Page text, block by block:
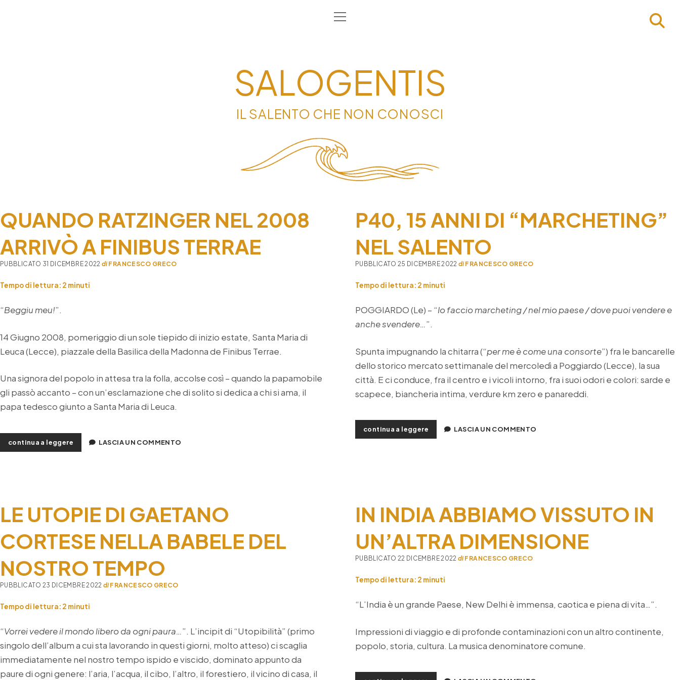
HOME
CONTATTI
apri
menu
SALOGENTIS
IL SALENTO CHE NON CONOSCI
QUANDO RATZINGER NEL 2008
ARRIVÒ A FINIBUS TERRAE
PUBBLICATO 31 DICEMBRE 2022di FRANCESCO GRECO
Tempo di lettura: 2 minuti
“Beggiu meu!”.
14 Giugno 2008, pomeriggio di un sole tiepido di inizio estate, Santa Maria di
Leuca (Lecce), piazzale della Basilica della Madonna de Finibus Terrae.
Una signora del popolo in attesa tra la folla, accolse così – quando la papamobile
gli passò accanto – con un’esclamazione che di solito si dedica a chi si ama, il
papa tedesco giunto a Santa Maria di Leuca.
continua a leggerequando
ratzinger
terrae
LASCIA UN COMMENTO
P40, 15 ANNI DI “MARCHETING”
NEL SALENTO
PUBBLICATO 25 DICEMBRE 2022di FRANCESCO GRECO
Tempo di lettura: 2 minuti
POGGIARDO (Le) – “Io faccio marcheting / nel mio paese / dove puoi vendere e
anche svendere…”.
Spunta impugnando la chitarra (“per me è come una consorte”) fra le bancarelle
dello storico mercato settimanale del mercoledì a Poggiardo (Lecce), la sua
città. E ci conduce, fra il centro e i vicoli intorno, fra i suoi odori e colori: sarde e
scapece, biancheria intima, verdure km zero e panareddi.
continua a leggerep40,
15
LASCIA UN COMMENTO
LE UTOPIE DI GAETANO
CORTESE NELLA BABELE DEL
NOSTRO TEMPO
PUBBLICATO 23 DICEMBRE 2022di FRANCESCO GRECO
Tempo di lettura: 2 minuti
“Vorrei vedere il mondo libero da ogni paura…”. L’incipit di “Utopibilità” (primo
singolo dell’album a cui sta lavorando in questi giorni, molto atteso) ci scaglia
immediatamente nel nostro tempo ispido e viscido, dominato appunto da
paure di ogni genere: l’aria, l’acqua, il cibo, l’altro, il forestiero, il vicino di casa, il
IN INDIA ABBIAMO VISSUTO IN
UN’ALTRA DIMENSIONE
PUBBLICATO 22 DICEMBRE 2022di FRANCESCO GRECO
Tempo di lettura: 2 minuti
“L’India è un grande Paese, New Delhi è immensa, caotica e piena di vita…”.
Impressioni di viaggio e di profonde contaminazioni con un altro continente,
popolo, storia, cultura. La musica denominatore comune.